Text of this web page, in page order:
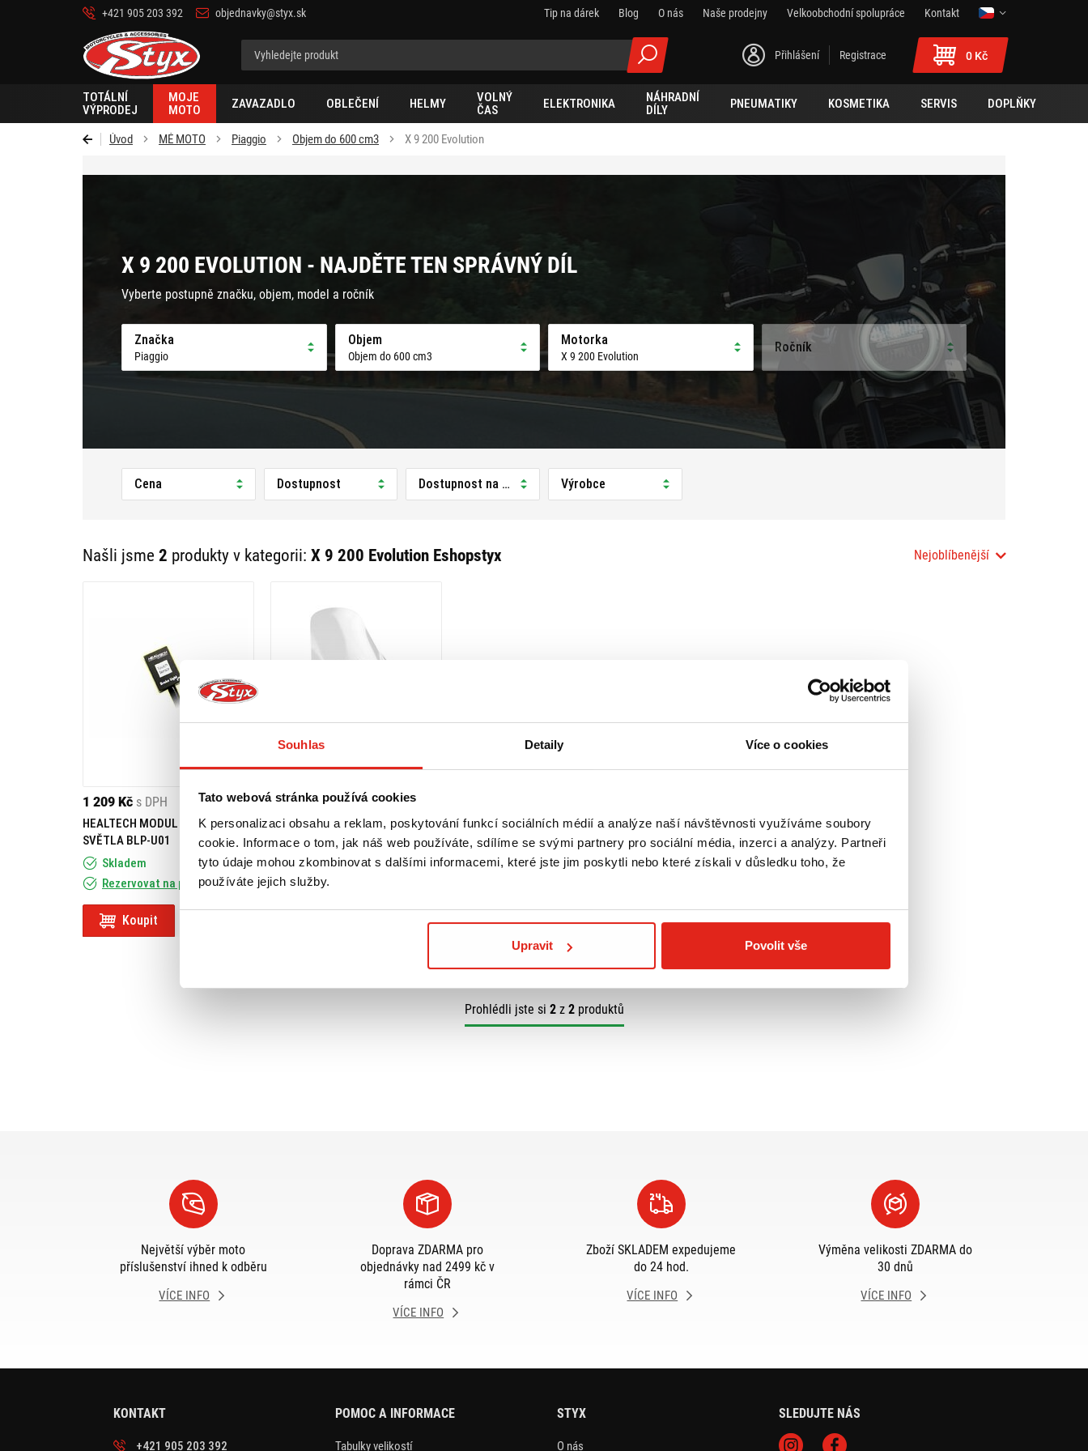
Souhlas Detaily Více o cookies
Tato webová stránka používá cookies
K personalizaci obsahu a reklam, poskytování funkcí sociálních médií a analýze naší návštěvnosti využíváme soubory
cookie. Informace o tom, jak náš web používáte, sdílíme se svými partnery pro sociální média, inzerci a analýzy. Partneři
tyto údaje mohou zkombinovat s dalšími informacemi, které jste jim poskytli nebo které získali v důsledku toho, že
používáte jejich služby.
Upravit Povolit vše
+421 905 203 392 objednavky@styx.sk Tip na dárek Blog O nás Naše prodejny Velkoobchodní spolupráce
Kontakt
Styx-
cz
Přihlášení Registrace 0 Kč
TOTÁLNÍ
VÝPRODEJ
MOJE
MOTO
ZAVAZADLO OBLEČENÍ HELMY
VOLNÝ
ČAS
ELEKTRONIKA
NÁHRADNÍ
DÍLY
PNEUMATIKY KOSMETIKA SERVIS DOPLŇKY
Úvod MÉ MOTO Piaggio Objem do 600 cm3 X 9 200 Evolution
X 9 200 EVOLUTION - NAJDĚTE TEN SPRÁVNÝ DÍL
Vyberte postupně značku, objem, model a ročník
Značka
Piaggio
Objem
Objem do 600 cm3
Motorka
X 9 200 Evolution
Ročník
Cena Dostupnost Dostupnost na prodejně Výrobce
Našli jsme 2 produkty v kategorii: X 9 200 Evolution Eshopstyx Nejoblíbenější
1 209 Kč s DPH
HEALTECH MODUL BRZDOVÉHO
SVĚTLA BLP-U01
Skladem
Rezervovat na prodejně
Koupit
2 409 Kč s DPH
GIVI PLEXI PIAGGIO X9 200-250-
500 EVOLUTION (03-08) D229ST
Na objednávku
Prohlédli jste si 2z 2produktů
Největší výběr moto
příslušenství ihned k odběru
VÍCE INFO
Doprava ZDARMA pro
objednávky nad 2499 kč v
rámci ČR
VÍCE INFO
Zboží SKLADEM expedujeme
do 24 hod.
VÍCE INFO
Výměna velikosti ZDARMA do
30 dnů
VÍCE INFO
KONTAKT
+421 905 203 392
POMOC A INFORMACE
Tabulky velikostí
STYX
O nás
SLEDUJTE NÁS